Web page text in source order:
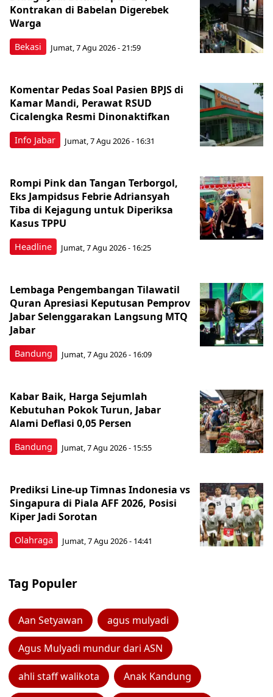
Bekasi
Kontrakan di Babelan Digerebek
Warga
Jumat, 7 Agu 2026 - 21:59
Info Jabar
Komentar Pedas Soal Pasien BPJS di
Kamar Mandi, Perawat RSUD
Cicalengka Resmi Dinonaktifkan
Jumat, 7 Agu 2026 - 16:31
Headline
Rompi Pink dan Tangan Terborgol,
Eks Jampidsus Febrie Adriansyah
Tiba di Kejagung untuk Diperiksa
Kasus TPPU
Jumat, 7 Agu 2026 - 16:25
Bandung
Lembaga Pengembangan Tilawatil
Quran Apresiasi Keputusan Pemprov
Jabar Selenggarakan Langsung MTQ
Jabar
Jumat, 7 Agu 2026 - 16:09
Bandung
Kabar Baik, Harga Sejumlah
Kebutuhan Pokok Turun, Jabar
Alami Deflasi 0,05 Persen
Jumat, 7 Agu 2026 - 15:55
Olahraga
Prediksi Line-up Timnas Indonesia vs
Singapura di Piala AFF 2026, Posisi
Kiper Jadi Sorotan
Jumat, 7 Agu 2026 - 14:41
Tag Populer
Aan Setyawan agus mulyadi
Agus Mulyadi mundur dari ASN
ahli staff walikota Anak Kandung